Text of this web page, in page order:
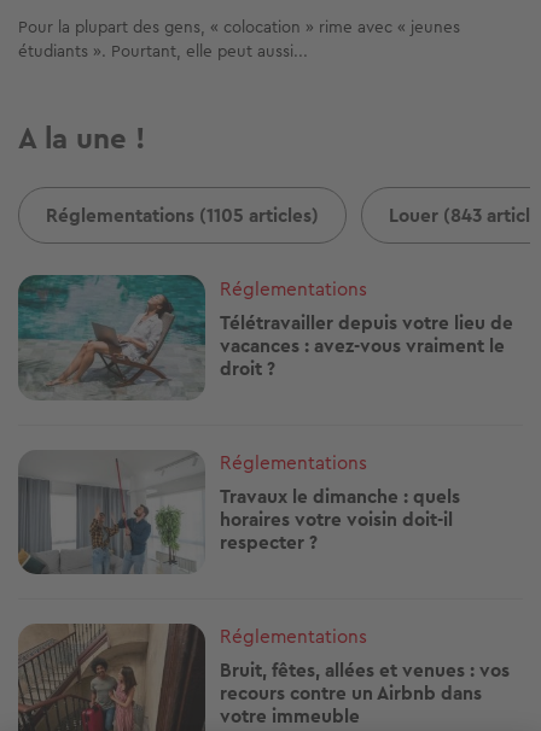
Pour la plupart des gens, « colocation » rime avec « jeunes
étudiants ». Pourtant, elle peut aussi...
A la une !
Réglementations (1105 articles) Louer (843
Image
Réglementations
Télétravailler depuis votre lieu de
vacances : avez-vous vraiment le
droit ?
Image
Réglementations
Travaux le dimanche : quels
horaires votre voisin doit-il
respecter ?
Image
Réglementations
Bruit, fêtes, allées et venues : vos
recours contre un Airbnb dans
votre immeuble